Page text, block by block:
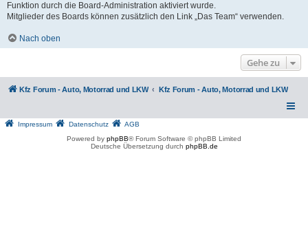
Funktion durch die Board-Administration aktiviert wurde.
Mitglieder des Boards können zusätzlich den Link „Das Team“ verwenden.
Nach oben
Gehe zu
Kfz Forum - Auto, Motorrad und LKW Kfz Forum - Auto, Motorrad und LKW
Impressum Datenschutz
AGB
Powered by phpBB® Forum Software © phpBB Limited
Deutsche Übersetzung durch phpBB.de